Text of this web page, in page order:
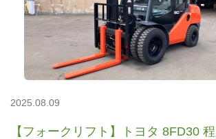
【フォークリフト】トヨタ 8FD30 程
2025.08.09